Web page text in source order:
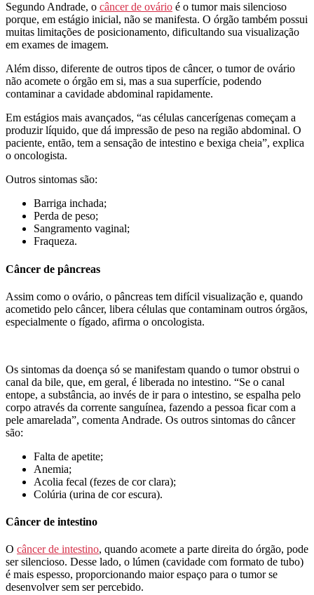
Segundo Andrade, o câncer de ovário é o tumor mais silencioso
porque, em estágio inicial, não se manifesta. O órgão também possui
muitas limitações de posicionamento, dificultando sua visualização
em exames de imagem.
Além disso, diferente de outros tipos de câncer, o tumor de ovário
não acomete o órgão em si, mas a sua superfície, podendo
contaminar a cavidade abdominal rapidamente.
Em estágios mais avançados, “as células cancerígenas começam a
produzir líquido, que dá impressão de peso na região abdominal. O
paciente, então, tem a sensação de intestino e bexiga cheia”, explica
o oncologista.
Outros sintomas são:
Barriga inchada;
Perda de peso;
Sangramento vaginal;
Fraqueza.
Câncer de pâncreas
Assim como o ovário, o pâncreas tem difícil visualização e, quando
acometido pelo câncer, libera células que contaminam outros órgãos,
especialmente o fígado, afirma o oncologista.
Os sintomas da doença só se manifestam quando o tumor obstrui o
canal da bile, que, em geral, é liberada no intestino. “Se o canal
entope, a substância, ao invés de ir para o intestino, se espalha pelo
corpo através da corrente sanguínea, fazendo a pessoa ficar com a
pele amarelada”, comenta Andrade. Os outros sintomas do câncer
são:
Falta de apetite;
Anemia;
Acolia fecal (fezes de cor clara);
Colúria (urina de cor escura).
Câncer de intestino
O câncer de intestino, quando acomete a parte direita do órgão, pode
ser silencioso. Desse lado, o lúmen (cavidade com formato de tubo)
é mais espesso, proporcionando maior espaço para o tumor se
desenvolver sem ser percebido.